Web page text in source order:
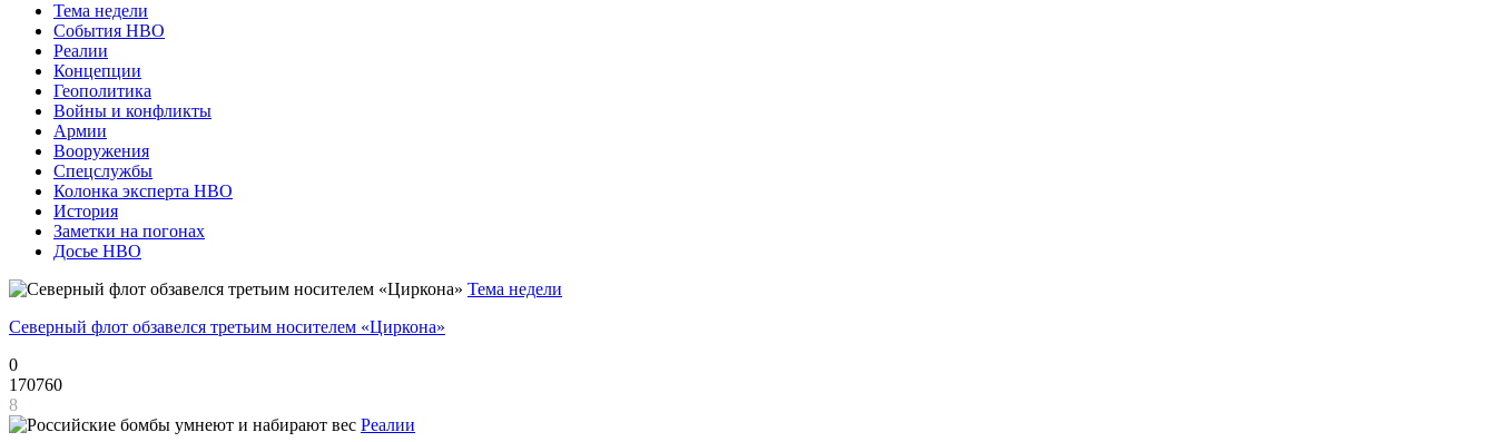
Тема недели
События НВО
Реалии
Концепции
Геополитика
Войны и конфликты
Армии
Вооружения
Спецслужбы
Колонка эксперта НВО
История
Заметки на погонах
Досье НВО
Тема недели
Северный флот обзавелся третьим носителем «Циркона»
0
170760
8
Реалии